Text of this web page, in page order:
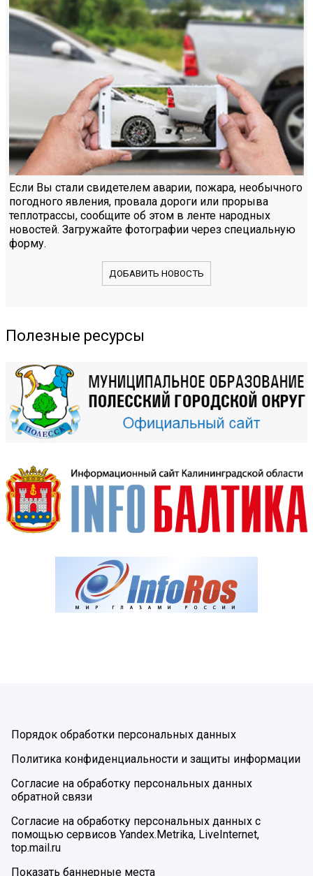
Если Вы стали свидетелем аварии, пожара, необычного
погодного явления, провала дороги или прорыва
теплотрассы, сообщите об этом в ленте народных
новостей. Загружайте фотографии через специальную
форму.
ДОБАВИТЬ НОВОСТЬ
Полезные ресурсы
Порядок обработки персональных данных
Политика конфиденциальности и защиты информации
Согласие на обработку персональных данных
обратной связи
Согласие на обработку персональных данных с
помощью сервисов Yandex.Metrika, LiveInternet,
top.mail.ru
Показать баннерные места